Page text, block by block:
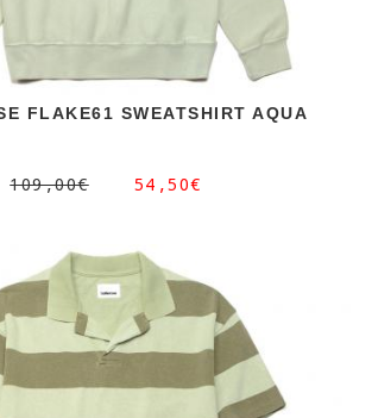
FLAKE61 SWEATSHIRT AQUA
109,00€ 54,50€